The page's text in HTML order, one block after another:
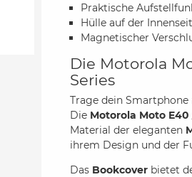
Praktische
Hülle auf der
Magnetischer
Die Motorola
Series
Trage dein
Die Motorola Moto
Material der eleganten
ihrem Design und der
Das Bookcover bietet